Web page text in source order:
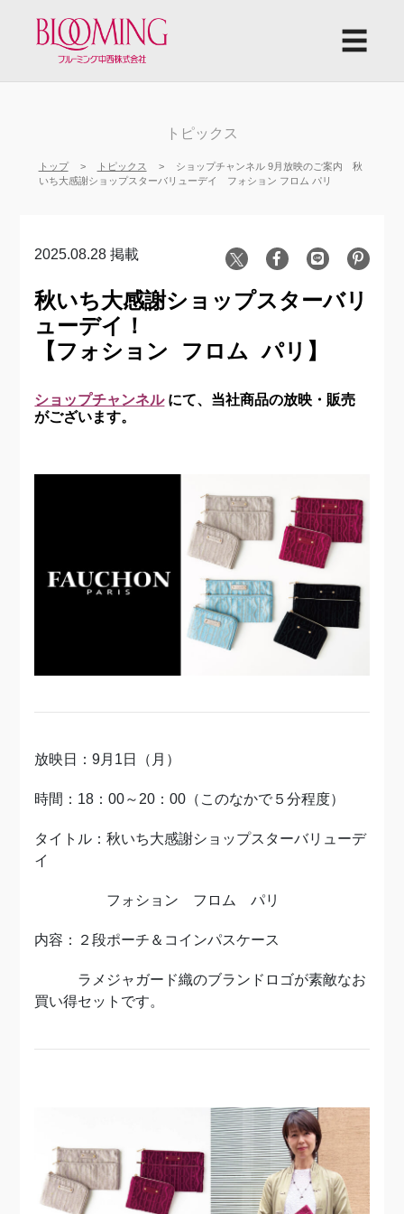
☰
トピックス
トップ トピックス
ショップチャンネル 9月放映のご案内 秋
いち大感謝ショップスターバリューデイ フォション フロム パリ
2025.08.28 掲載
秋いち大感謝ショップスターバリ
ューデイ！
【フォション フロム パリ】
ショップチャンネル にて、当社商品の放映・販売
がございます。
放映日：9月1日（月）
時間：18：00～20：00（このなかで５分程度）
タイトル：秋いち大感謝ショップスターバリューデ
イ
フォション フロム パリ
内容：２段ポーチ＆コインパスケース
ラメジャガード織のブランドロゴが素敵なお
買い得セットです。